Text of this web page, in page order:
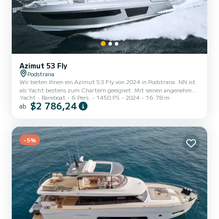
Azimut 53 Fly
Podstrana
Wir bieten Ihnen ein Azimut 53 Fly von 2024 in Podstrana. NN ist
als Yacht bestens zum Chartern geeignet. Mit seinen angenehmen
Fahreigenschaften eignet sich dieses Schiff ideal für einen Törn von
einer Woche und mehr. Sie möchten einen unvergesslichen Törn auf
genießen. Dieses Azimut 53 Fly verfügt über 2 Toiletten mit
Dusche....
Yacht Bareboat 6 Pers. 1450 PS 2024 16.78 m
ab $2 786,24
-5%